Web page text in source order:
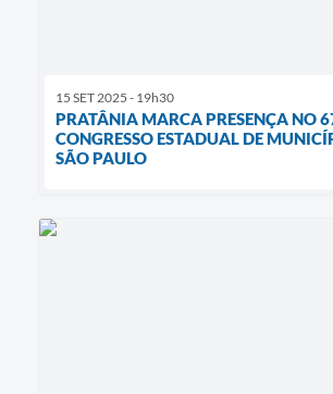
15 SET 2025 - 19h30
PRATÂNIA MARCA PRESENÇA NO
CONGRESSO ESTADUAL DE
SÃO PAULO